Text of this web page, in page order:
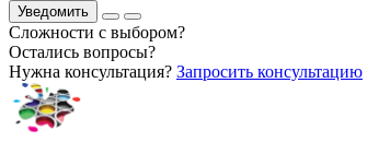
Уведомить
Сложности с выбором?
Остались вопросы?
Нужна консультация? Запросить консультацию